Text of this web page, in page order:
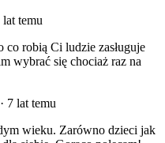
lat temu
robią Ci ludzie zasługuje
wybrać się chociaż raz na
· 7 lat temu
wieku. Zarówno dzieci jak